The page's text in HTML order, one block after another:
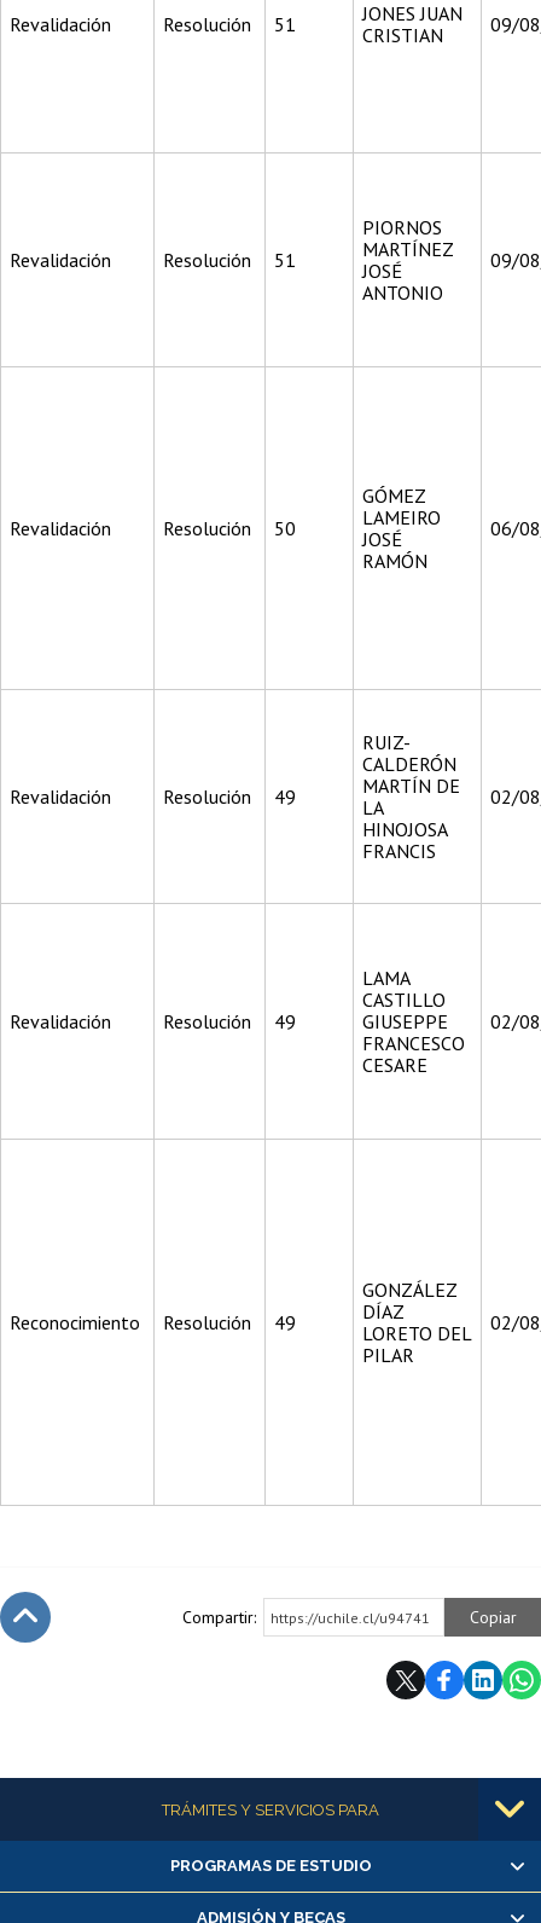
Revalidación Resolución 51
JONES JUAN
CRISTIAN
09/
Revalidación Resolución 51
PIORNOS
MARTÍNEZ
JOSÉ
ANTONIO
09/
Revalidación Resolución 50
GÓMEZ
LAMEIRO
JOSÉ
RAMÓN
06/
Revalidación Resolución 49
RUIZ-
CALDERÓN
MARTÍN DE
LA
HINOJOSA
FRANCIS
02/
Revalidación Resolución 49
LAMA
CASTILLO
GIUSEPPE
FRANCESCO
CESARE
02/
Reconocimiento Resolución 49
GONZÁLEZ
DÍAZ
LORETO DEL
PILAR
02/
Compartir: https://uchile.cl/u94741 Copiar
Más informaciónTRÁMITES Y SERVICIOS PARA
Alumnas/os y exalumnas/os
Matrícula en línea
PROGRAMAS DE ESTUDIO
ADMISIÓN Y BECAS